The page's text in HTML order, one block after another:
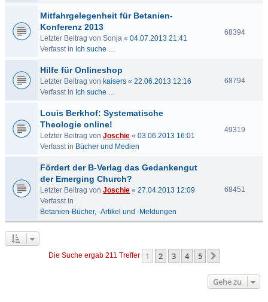
Mitfahrgelegenheit für Betanien-
Konferenz 2013
Letzter Beitrag von Sonja « 04.07.2013 21:41
Verfasst in Ich suche …
68394
Hilfe für Onlineshop
Letzter Beitrag von kaisers « 22.06.2013 12:16
Verfasst in Ich suche …
68794
Louis Berkhof: Systematische
Theologie online!
Letzter Beitrag von Joschie « 03.06.2013 16:01
Verfasst in Bücher und Medien
49319
Fördert der B-Verlag das Gedankengut
der Emerging Church?
Letzter Beitrag von Joschie « 27.04.2013 12:09
Verfasst in
Betanien-Bücher, -Artikel und -Meldungen
68451
Die Suche ergab 211 Treffer 1 2 3 4 5
Gehe zu